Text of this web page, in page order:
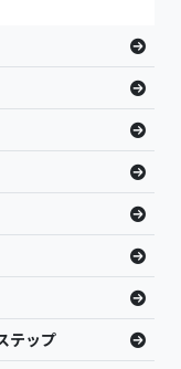
テップ